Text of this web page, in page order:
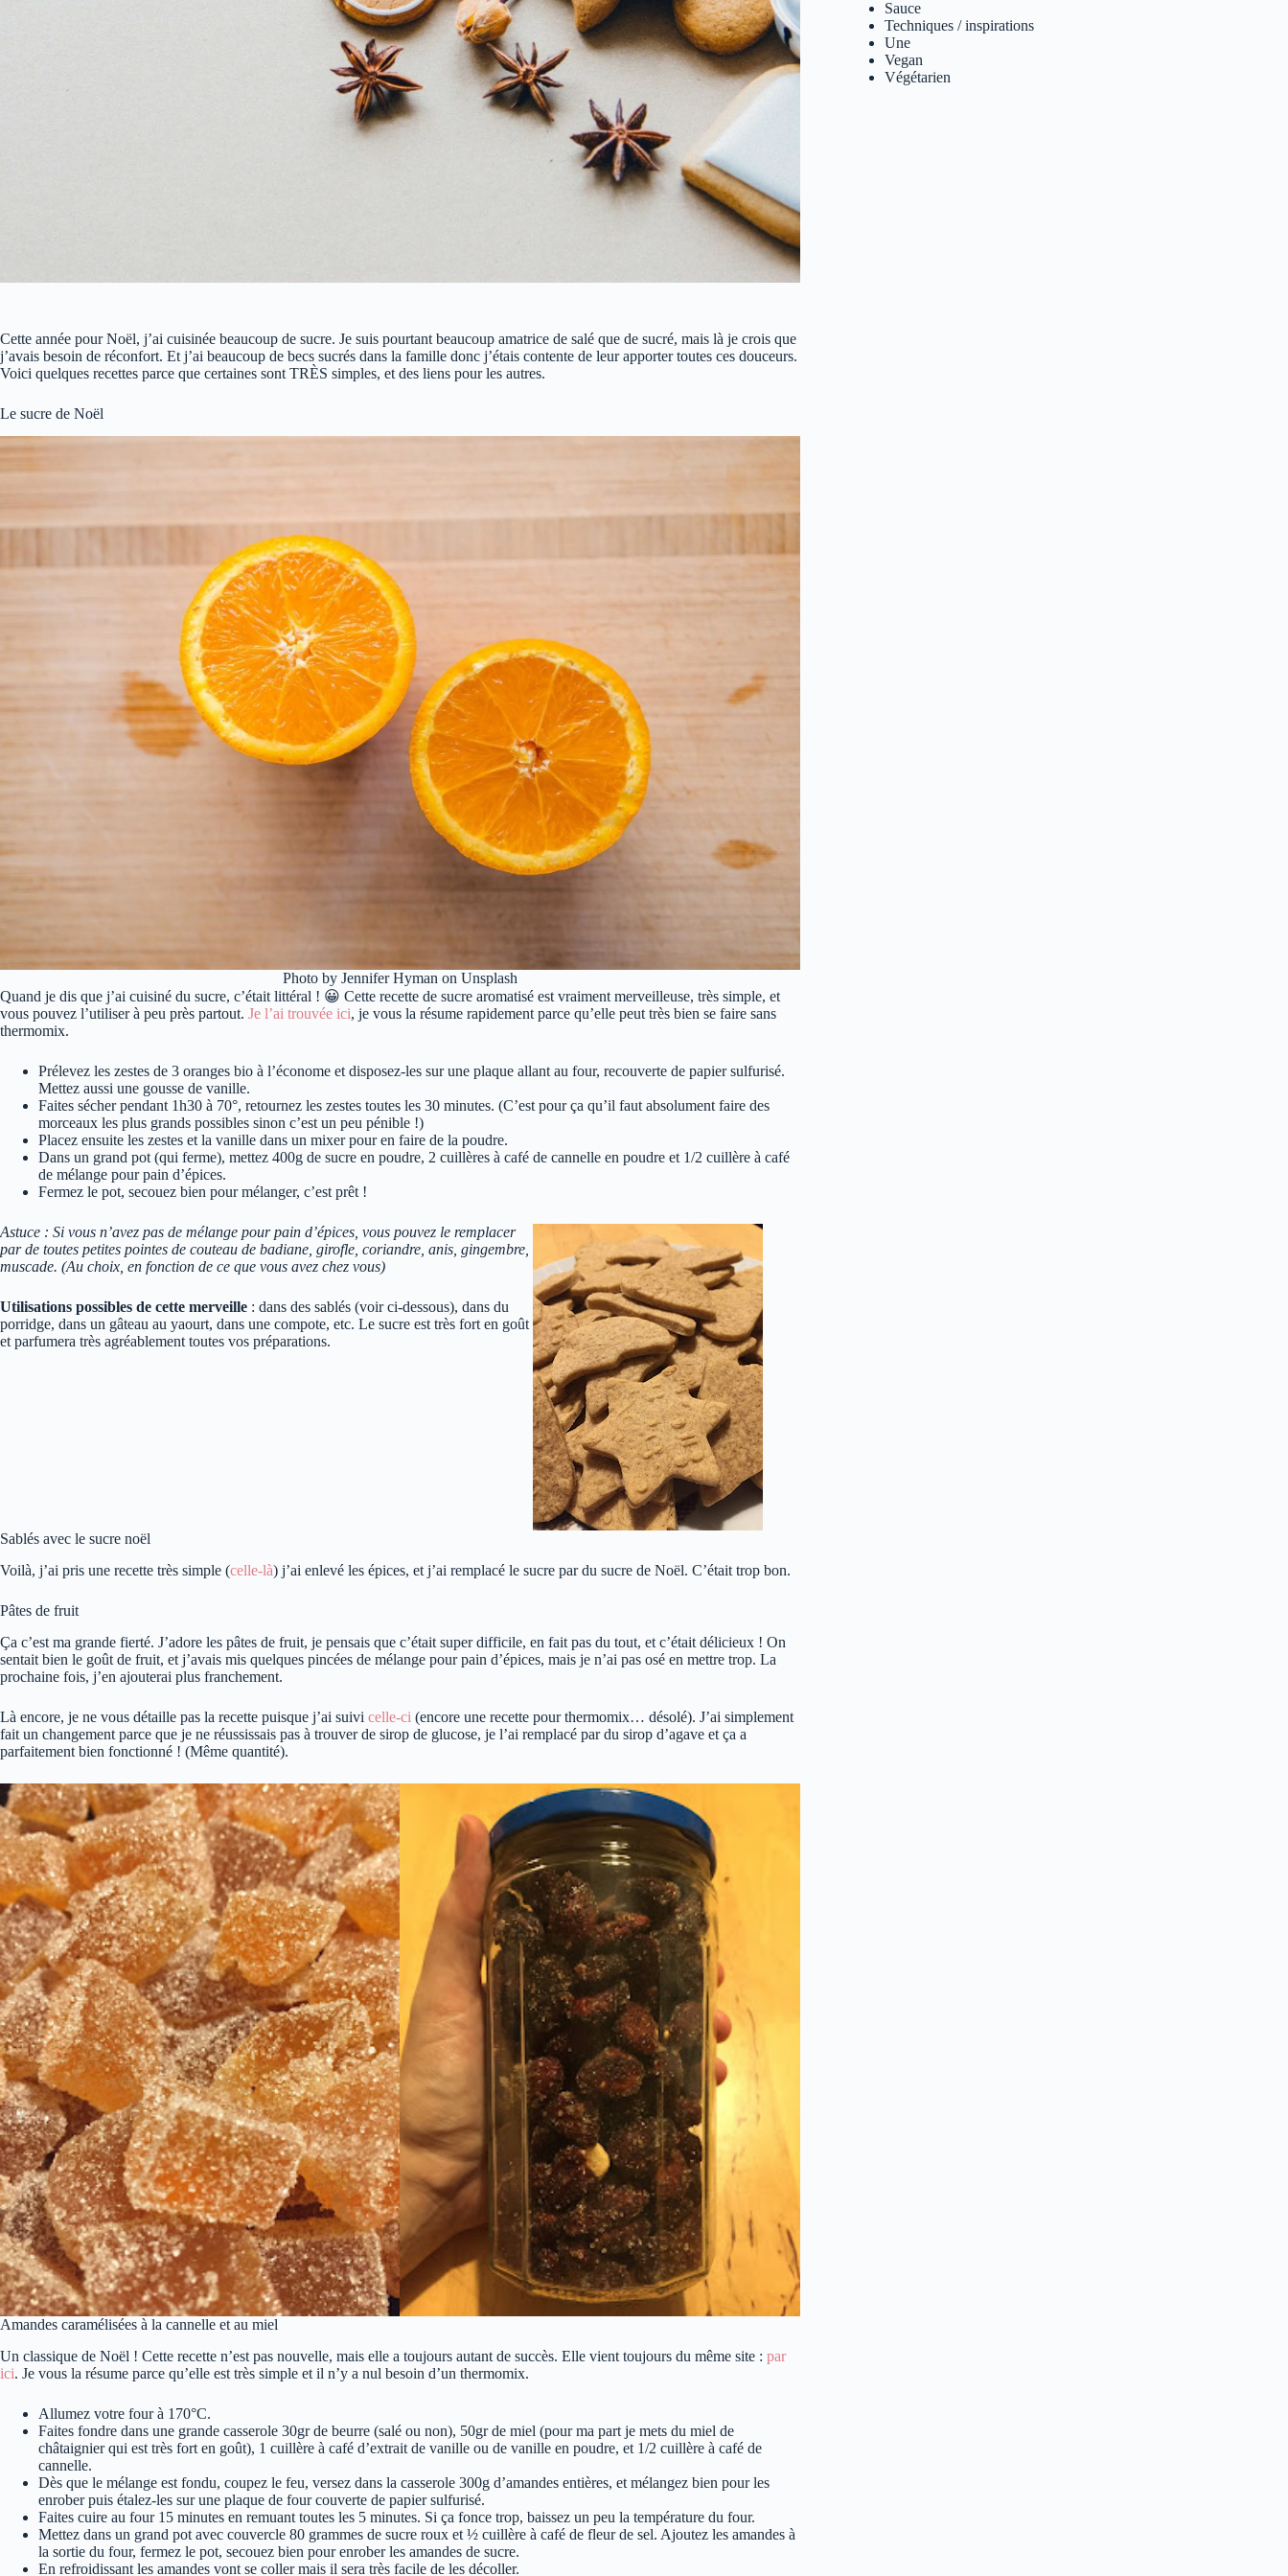
Cette année pour Noël, j’ai cuisinée beaucoup de sucre. Je suis pourtant beaucoup amatrice de salé que de sucré, mais là je crois que
j’avais besoin de réconfort. Et j’ai beaucoup de becs sucrés dans la famille donc j’étais contente de leur apporter toutes ces douceurs.
Voici quelques recettes parce que certaines sont TRÈS simples, et des liens pour les autres.
Le sucre de Noël
Photo by Jennifer Hyman on Unsplash
Quand je dis que j’ai cuisiné du sucre, c’était littéral ! 😀 Cette recette de sucre aromatisé est vraiment merveilleuse, très simple, et
vous pouvez l’utiliser à peu près partout. Je l’ai trouvée ici, je vous la résume rapidement parce qu’elle peut très bien se faire sans
thermomix.
Prélevez les zestes de 3 oranges bio à l’économe et disposez-les sur une plaque allant au four, recouverte de papier sulfurisé.
Mettez aussi une gousse de vanille.
Faites sécher pendant 1h30 à 70°, retournez les zestes toutes les 30 minutes. (C’est pour ça qu’il faut absolument faire des
morceaux les plus grands possibles sinon c’est un peu pénible !)
Placez ensuite les zestes et la vanille dans un mixer pour en faire de la poudre.
Dans un grand pot (qui ferme), mettez 400g de sucre en poudre, 2 cuillères à café de cannelle en poudre et 1/2 cuillère à café
de mélange pour pain d’épices.
Fermez le pot, secouez bien pour mélanger, c’est prêt !
Astuce : Si vous n’avez pas de mélange pour pain d’épices, vous pouvez le remplacer
par de toutes petites pointes de couteau de badiane, girofle, coriandre, anis, gingembre,
muscade. (Au choix, en fonction de ce que vous avez chez vous)
Utilisations possibles de cette merveille : dans des sablés (voir ci-dessous), dans du
porridge, dans un gâteau au yaourt, dans une compote, etc. Le sucre est très fort en goût
et parfumera très agréablement toutes vos préparations.
Sablés avec le sucre noël
Voilà, j’ai pris une recette très simple (celle-là) j’ai enlevé les épices, et j’ai remplacé le sucre par du sucre de Noël. C’était trop bon.
Pâtes de fruit
Ça c’est ma grande fierté. J’adore les pâtes de fruit, je pensais que c’était super difficile, en fait pas du tout, et c’était délicieux ! On
sentait bien le goût de fruit, et j’avais mis quelques pincées de mélange pour pain d’épices, mais je n’ai pas osé en mettre trop. La
prochaine fois, j’en ajouterai plus franchement.
Là encore, je ne vous détaille pas la recette puisque j’ai suivi celle-ci (encore une recette pour thermomix… désolé). J’ai simplement
fait un changement parce que je ne réussissais pas à trouver de sirop de glucose, je l’ai remplacé par du sirop d’agave et ça a
parfaitement bien fonctionné ! (Même quantité).
Amandes caramélisées à la cannelle et au miel
Un classique de Noël ! Cette recette n’est pas nouvelle, mais elle a toujours autant de succès. Elle vient toujours du même site : par
ici. Je vous la résume parce qu’elle est très simple et il n’y a nul besoin d’un thermomix.
Allumez votre four à 170°C.
Faites fondre dans une grande casserole 30gr de beurre (salé ou non), 50gr de miel (pour ma part je mets du miel de
châtaignier qui est très fort en goût), 1 cuillère à café d’extrait de vanille ou de vanille en poudre, et 1/2 cuillère à café de
cannelle.
Dès que le mélange est fondu, coupez le feu, versez dans la casserole 300g d’amandes entières, et mélangez bien pour les
enrober puis étalez-les sur une plaque de four couverte de papier sulfurisé.
Faites cuire au four 15 minutes en remuant toutes les 5 minutes. Si ça fonce trop, baissez un peu la température du four.
Mettez dans un grand pot avec couvercle 80 grammes de sucre roux et ½ cuillère à café de fleur de sel. Ajoutez les amandes à
la sortie du four, fermez le pot, secouez bien pour enrober les amandes de sucre.
En refroidissant les amandes vont se coller mais il sera très facile de les décoller.
Sauce
Techniques / inspirations
Une
Vegan
Végétarien